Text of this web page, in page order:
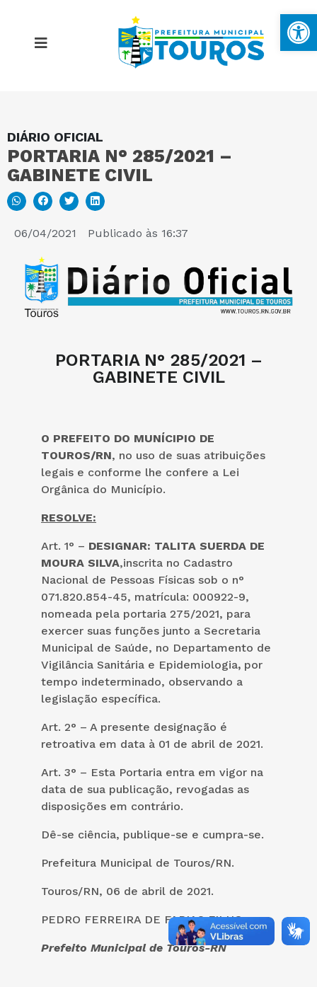
DIÁRIO OFICIAL
PORTARIA N° 285/2021 –
GABINETE CIVIL
06/04/2021 Publicado às 16:37
PORTARIA N° 285/2021 –
GABINETE CIVIL
O PREFEITO DO MUNÍCIPIO DE
TOUROS/RN, no uso de suas atribuições
legais e conforme lhe confere a Lei
Orgânica do Município.
RESOLVE:
Art. 1° – DESIGNAR: TALITA SUERDA DE
MOURA SILVA,inscrita no Cadastro
Nacional de Pessoas Físicas sob o n°
071.820.854-45, matrícula: 000922-9,
nomeada pela portaria 275/2021, para
exercer suas funções junto a Secretaria
Municipal de Saúde, no Departamento de
Vigilância Sanitária e Epidemiologia, por
tempo indeterminado, observando a
legislação específica.
Art. 2° – A presente designação é
retroativa em data à 01 de abril de 2021.
Art. 3° – Esta Portaria entra em vigor na
data de sua publicação, revogadas as
disposições em contrário.
Dê-se ciência, publique-se e cumpra-se.
Prefeitura Municipal de Touros/RN.
Touros/RN, 06 de abril de 2021.
PEDRO FERREIRA DE FARIAS FILHO
Prefeito Municipal de Touros-RN
MAPA DO SITE
PORTAL DA TRANSPARÊNCIA
E-SIC
PERGUNTAS FREQUENTES